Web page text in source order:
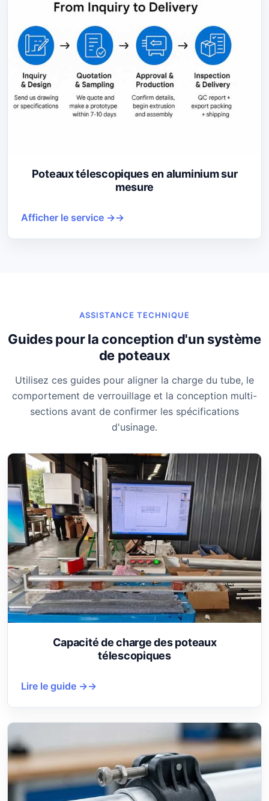
Poteaux télescopiques en aluminium sur
mesure
Afficher le service →
ASSISTANCE TECHNIQUE
Guides pour la conception d'un système
de poteaux
Utilisez ces guides pour aligner la charge du tube, le
comportement de verrouillage et la conception multi-
sections avant de confirmer les spécifications
d'usinage.
Capacité de charge des poteaux
télescopiques
Lire le guide →